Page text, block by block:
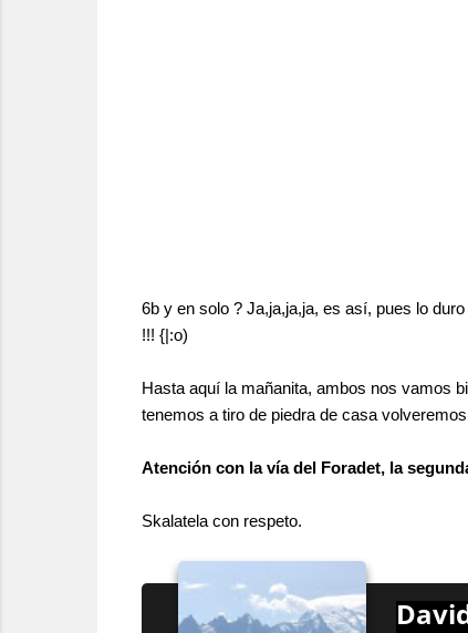
6b y en solo ? Ja,ja,ja,ja, es así, pues lo
!!! {|:o)
Hasta aquí la mañanita, ambos nos vamos
tenemos a tiro de piedra de casa
Atención con la vía del Foradet, la
Skalatela con respeto.